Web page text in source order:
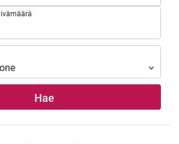
Hae